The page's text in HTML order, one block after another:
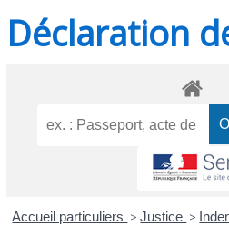
Déclaration
Accueil particuliers > Justice >